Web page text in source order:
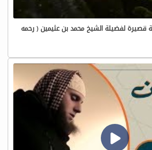
قصيرة لفضيلة الشيخ محمد بن عثيمين ( رحمه